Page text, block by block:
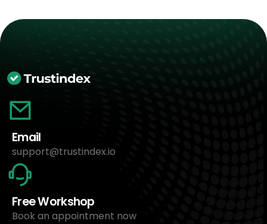
Email
support@trustindex.io
Free Workshop
Book an appointment now